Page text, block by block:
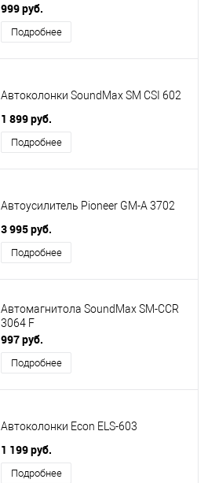
999 руб.
Подробнее
Автоколонки SoundMax SM CSI 602
1 899 руб.
Подробнее
Автоусилитель Pioneer GM-A 3702
3 995 руб.
Подробнее
Автомагнитола SoundMax SM-CCR
3064 F
997 руб.
Подробнее
Автоколонки Econ ELS-603
1 199 руб.
Подробнее